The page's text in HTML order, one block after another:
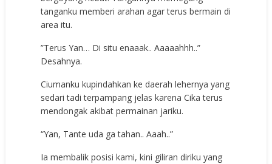
tanganku memberi arahan agar terus bermain di
area itu.
”Terus Yan… Di situ enaaak.. Aaaaahhh..”
Desahnya.
Ciumanku kupindahkan ke daerah lehernya yang
sedari tadi terpampang jelas karena Cika terus
mendongak akibat permainan jariku.
“Yan, Tante uda ga tahan.. Aaah..”
Ia membalik posisi kami, kini giliran diriku yang